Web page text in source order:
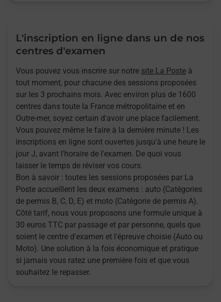
L'inscription en ligne dans un de nos
centres d'examen
Vous pouvez vous inscrire sur notre site La Poste à
tout moment, pour chacune des sessions proposées
sur les 3 prochains mois. Avec environ plus de 1600
centres dans toute la France métropolitaine et en
Outre-mer, soyez certain d'avoir une place facilement.
Vous pouvez même le faire à la dernière minute ! Les
inscriptions en ligne sont ouvertes jusqu'à une heure le
jour J, avant l'horaire de l'examen. De quoi vous
laisser le temps de réviser vos cours.
Bon à savoir : toutes les sessions proposées par La
Poste accueillent les deux examens : auto (Catégories
de permis B, C, D, E) et moto (Catégorie de permis A).
Côté tarif, nous vous proposons une formule unique à
30 euros TTC par passage et par personne, quels que
soient le centre d'examen et l'épreuve choisie (Auto ou
Moto). Une solution à la fois économique et pratique
si jamais vous ratez une première fois et que vous
souhaitez le repasser.